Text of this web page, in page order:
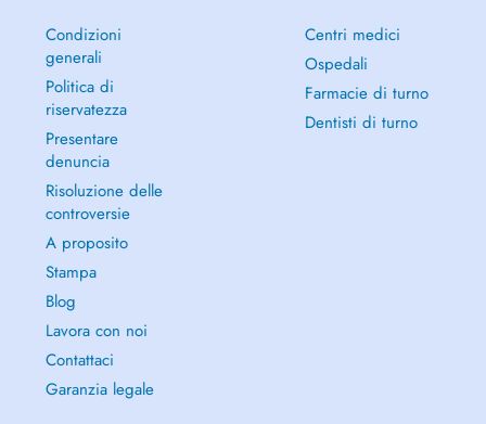
Condizioni
generali
Politica di
riservatezza
Presentare
denuncia
Risoluzione delle
controversie
A proposito
Stampa
Blog
Lavora con noi
Contattaci
Garanzia legale
Centri medici
Ospedali
Farmacie di turno
Dentisti di turno